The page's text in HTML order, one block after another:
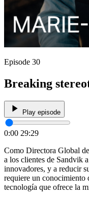
Episode 30
Breaking
Play episode
0:00 29:29
Como Directora Global
a los clientes de Sandvik
innovadores, y a reducir
requiere un conocimiento
tecnología que ofrece la